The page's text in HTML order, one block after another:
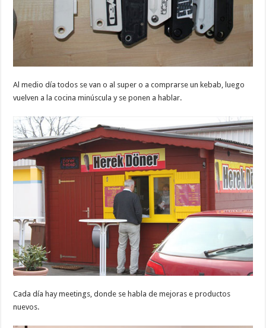
Al medio día todos se van o al super o a comprarse un kebab, luego
vuelven a la cocina minúscula y se ponen a hablar.
Cada día hay meetings, donde se habla de mejoras e productos
nuevos.